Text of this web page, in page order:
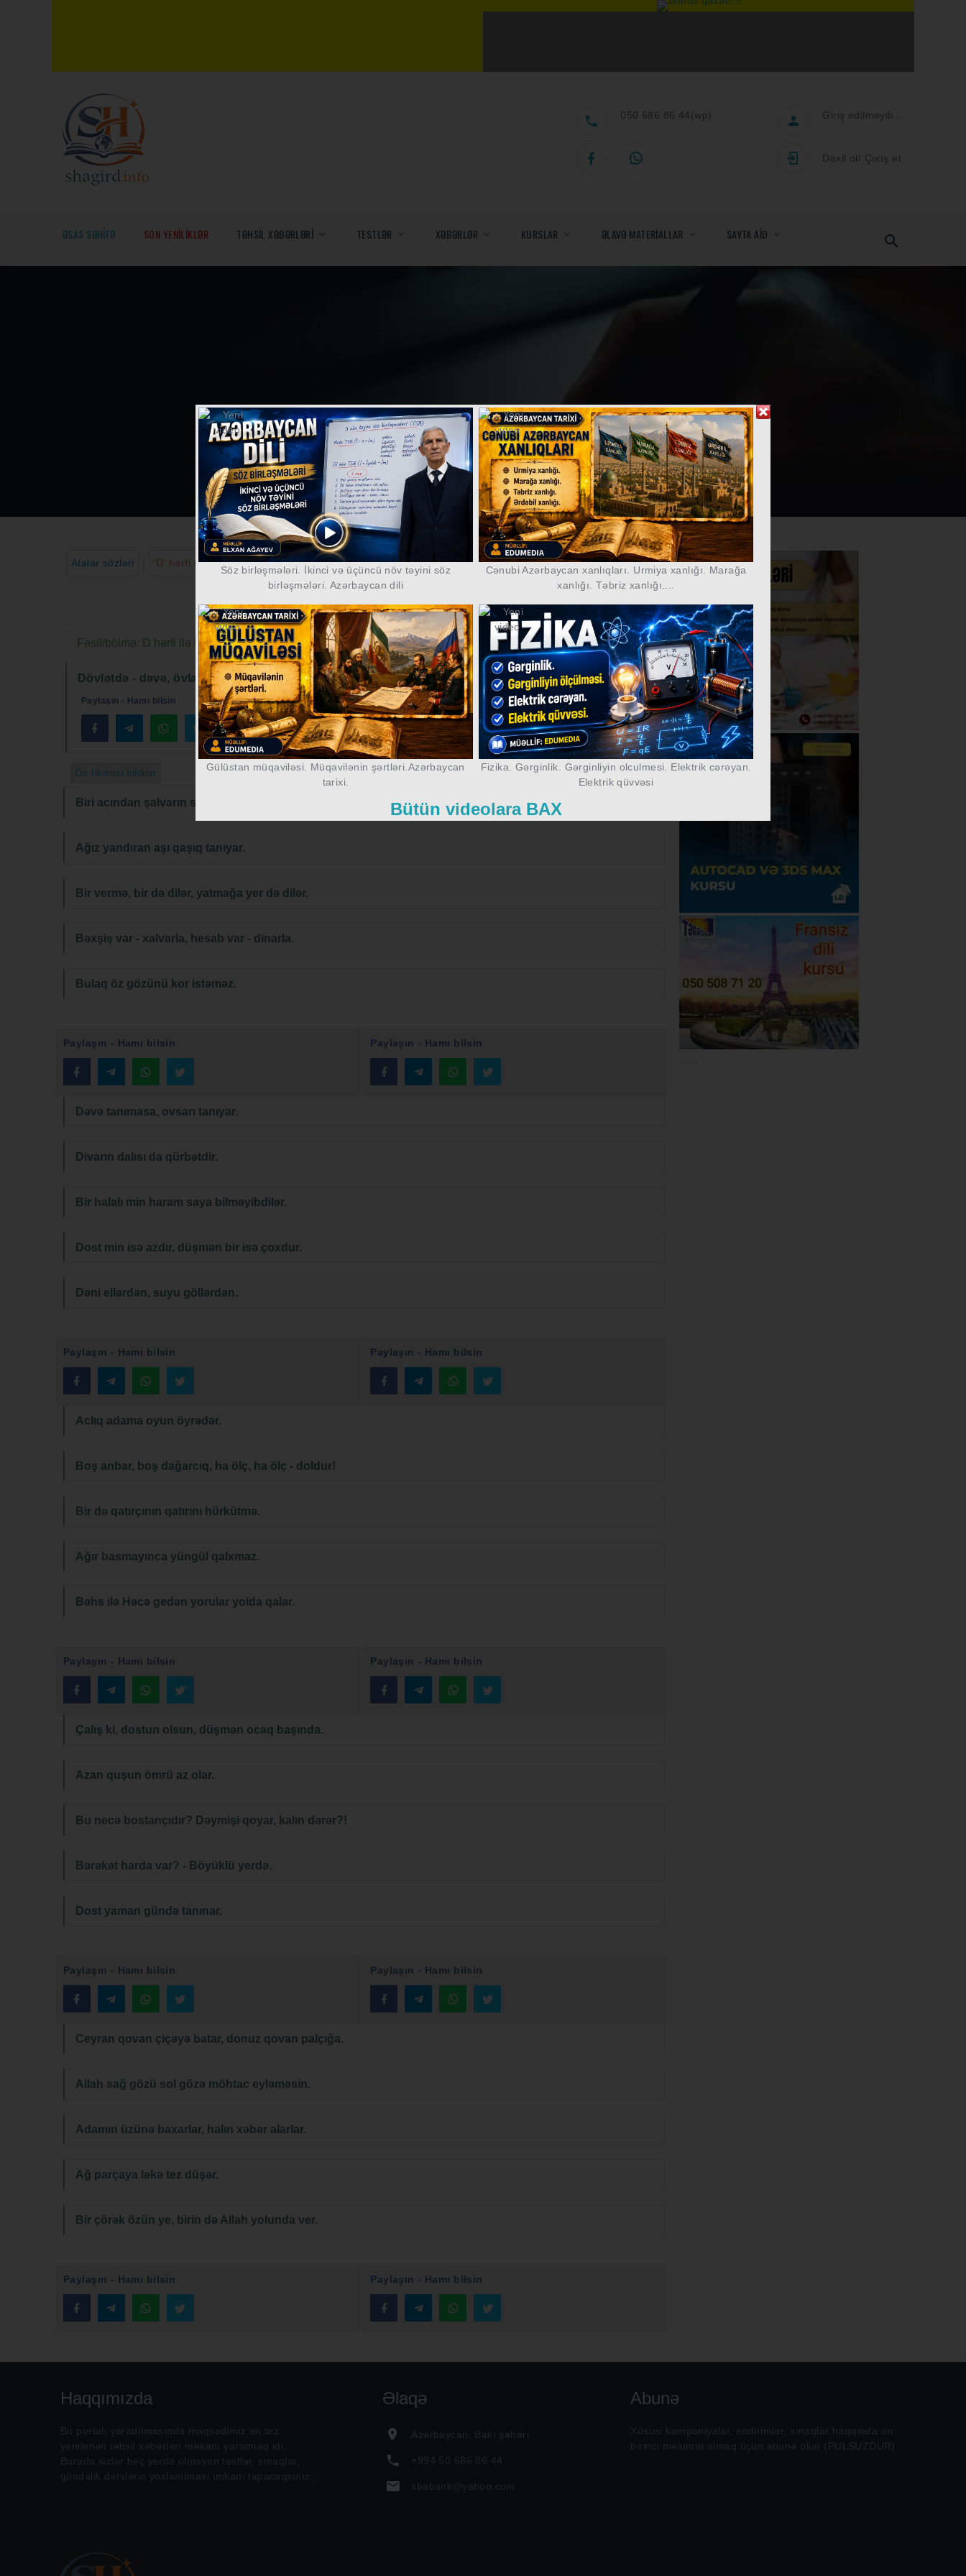
050 686 86 44(wp) Giriş edilməyib...
Daxil ol/ Çıxış et
ƏSAS SƏHİFƏ SON YENİLİKLƏR TƏHSİL XƏBƏRLƏRİ TESTLƏR XƏBƏRLƏR KURSLAR ƏLAVƏ MATERİALLAR SAYTA AİD
Atalar sözləri 'D' hərfi bölməsi
Atalar sözləri
Fəsil/bölmə: D hərfi ilə başlayan atalar sözləri
Dövlətdə - dəvə, övladda - nəvə.
Paylaşın - Hamı bilsin
Öz fikrinizi bildirin
Biri acından şalvarın satırdı, dedilər: nisyə verərsənmi?
Ağız yandıran aşı qaşıq tanıyar.
Bir vermə, bir də dilər, yatmağa yer də dilər.
Bəxşiş var - xalvarla, hesab var - dinarla.
Bulaq öz gözünü kor istəməz.
Paylaşın - Hamı bilsin Paylaşın - Hamı bilsin
Dəvə tanımasa, ovsarı tanıyar.
Divarın dalısı da qürbətdir.
Bir halalı min haram saya bilməyibdilər.
Dost min isə azdır, düşmən bir isə çoxdur.
Dəni ellərdən, suyu göllərdən.
Paylaşın - Hamı bilsin Paylaşın - Hamı bilsin
Aclıq adama oyun öyrədər.
Boş anbar, boş dağarcıq, ha ölç, ha ölç - doldur!
Bir də qatırçının qatırını hürkütmə.
Ağır basmayınca yüngül qalxmaz.
Bəhs ilə Həcə gedən yorular yolda qalar.
Paylaşın - Hamı bilsin Paylaşın - Hamı bilsin
Çalış ki, dostun olsun, düşmən ocaq başında.
Azan quşun ömrü az olar.
Bu necə bostançıdır? Dəymişi qoyar, kalın dərər?!
Bərəkət harda var? - Böyüklü yerdə.
Dost yaman gündə tanınar.
Paylaşın - Hamı bilsin Paylaşın - Hamı bilsin
Ceyran qovan çiçəyə batar, donuz qovan palçığa.
Allah sağ gözü sol gözə möhtac eyləməsin.
Adamın üzünə baxarlar, halın xəbər alarlar.
Ağ parçaya ləkə tez düşər.
Bir çörək özün ye, birin də Allah yolunda ver.
Paylaşın - Hamı bilsin Paylaşın - Hamı bilsin
https://wa.me/994552244433
Haqqımızda
Bu portalı yaradılmasında məqsədimiz ən tez
yenilənən təhsil xəbərlərı məkanı yaratmaq idi.
Burada sizlər heç yerdə olmayan testlər, sınaqlar,
gündəlik dərslərin yoxlanılması imkanı tapacaqsınız.
Əlaqə
Azərbaycan, Bakı şəhəri
+994 50 686 86 44
sbabanli@yahoo.com
Abunə
Xüsusi kampaniyalar, endirimlər, sınaqlar haqqında ən
birinci məlumat almaq üçün abunə olun (PULSUZDUR)
Söz birləşmələri. İkinci və üçüncü növ təyini söz
birləşmələri. Azərbaycan dili
Cənubi Azərbaycan xanlıqları. Urmiya xanlığı. Marağa
xanlığı. Təbriz xanlığı....
Gülüstan müqaviləsi. Müqavilənin şərtləri.Azərbaycan
tarixi.
Fizika. Gərginlik. Gərginliyin olculmesi. Elektrik cərəyan.
Elektrik qüvvəsi
Bütün videolara BAX